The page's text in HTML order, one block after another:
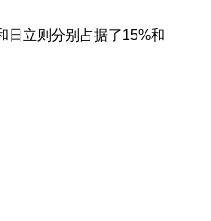
日立则分别占据了15%和